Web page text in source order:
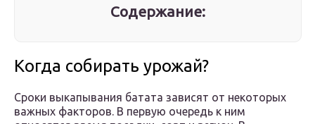
Содержание:
Когда собирать урожай?
Сроки выкапывания батата зависят от некоторых
важных факторов. В первую очередь к ним